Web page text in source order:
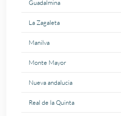
Guadalmina
La Zagaleta
Manilva
Monte Mayor
Nueva andalucia
Real de la Quinta